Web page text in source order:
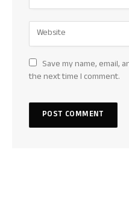
Save my name, email,
the next time I comment.